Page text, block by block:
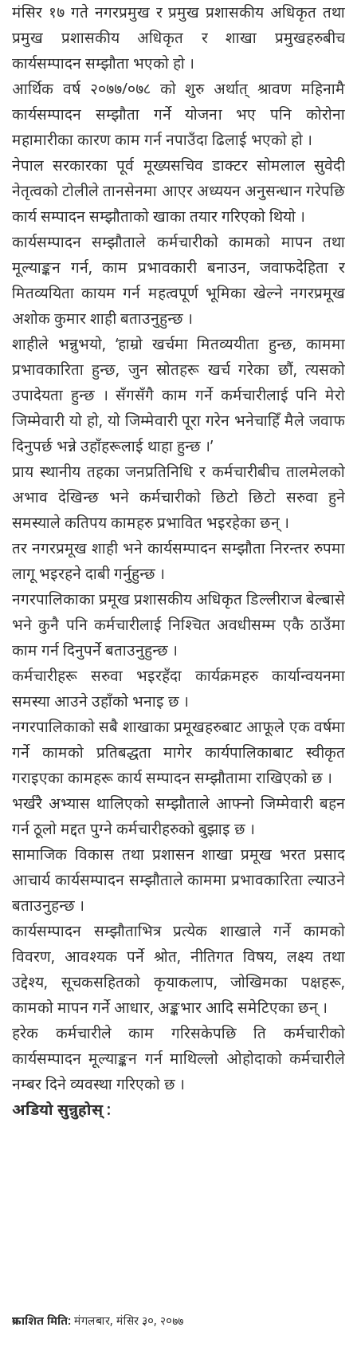
मंसिर १७ गते नगरप्रमुख र प्रमुख प्रशासकीय अधिकृत तथा
प्रमुख प्रशासकीय अधिकृत र शाखा प्रमुखहरुबीच
कार्यसम्पादन सम्झौता भएको हो ।
आर्थिक वर्ष २०७७/०७८ को शुरु अर्थात् श्रावण महिनामै
कार्यसम्पादन सम्झौता गर्ने योजना भए पनि कोरोना
महामारीका कारण काम गर्न नपाउँदा ढिलाई भएको हो ।
नेपाल सरकारका पूर्व मूख्यसचिव डाक्टर सोमलाल सुवेदी
नेतृत्वको टोलीले तानसेनमा आएर अध्ययन अनुसन्धान गरेपछि
कार्य सम्पादन सम्झौताको खाका तयार गरिएको थियो ।
कार्यसम्पादन सम्झौताले कर्मचारीको कामको मापन तथा
मूल्याङ्कन गर्न, काम प्रभावकारी बनाउन, जवाफदेहिता र
मितव्ययिता कायम गर्न महत्वपूर्ण भूमिका खेल्ने नगरप्रमूख
अशोक कुमार शाही बताउनुहुन्छ ।
शाहीले भन्नुभयो, ‘हाम्रो खर्चमा मितव्ययीता हुन्छ, काममा
प्रभावकारिता हुन्छ, जुन स्रोतहरू खर्च गरेका छौं, त्यसको
उपादेयता हुन्छ । सँगसँगै काम गर्ने कर्मचारीलाई पनि मेरो
जिम्मेवारी यो हो, यो जिम्मेवारी पूरा गरेन भनेचाहिँ मैले जवाफ
दिनुपर्छ भन्ने उहाँहरूलाई थाहा हुन्छ ।’
प्राय स्थानीय तहका जनप्रतिनिधि र कर्मचारीबीच तालमेलको
अभाव देखिन्छ भने कर्मचारीको छिटो छिटो सरुवा हुने
समस्याले कतिपय कामहरु प्रभावित भइरहेका छन् ।
तर नगरप्रमूख शाही भने कार्यसम्पादन सम्झौता निरन्तर रुपमा
लागू भइरहने दाबी गर्नुहुन्छ ।
नगरपालिकाका प्रमूख प्रशासकीय अधिकृत डिल्लीराज बेल्बासे
भने कुनै पनि कर्मचारीलाई निश्चित अवधीसम्म एकै ठाउँमा
काम गर्न दिनुपर्ने बताउनुहुन्छ ।
कर्मचारीहरू सरुवा भइरहँदा कार्यक्रमहरु कार्यान्वयनमा
समस्या आउने उहाँको भनाइ छ ।
नगरपालिकाको सबै शाखाका प्रमूखहरुबाट आफूले एक वर्षमा
गर्ने कामको प्रतिबद्धता मागेर कार्यपालिकाबाट स्वीकृत
गराइएका कामहरू कार्य सम्पादन सम्झौतामा राखिएको छ ।
भर्खरै अभ्यास थालिएको सम्झौताले आफ्नो जिम्मेवारी बहन
गर्न ठूलो मद्दत पुग्ने कर्मचारीहरुको बुझाइ छ ।
सामाजिक विकास तथा प्रशासन शाखा प्रमूख भरत प्रसाद
आचार्य कार्यसम्पादन सम्झौताले काममा प्रभावकारिता ल्याउने
बताउनुहन्छ ।
कार्यसम्पादन सम्झौताभित्र प्रत्येक शाखाले गर्ने कामको
विवरण, आवश्यक पर्ने श्रोत, नीतिगत विषय, लक्ष्य तथा
उद्देश्य, सूचकसहितको कृयाकलाप, जोखिमका पक्षहरू,
कामको मापन गर्ने आधार, अङ्कभार आदि समेटिएका छन् ।
हरेक कर्मचारीले काम गरिसकेपछि ति कर्मचारीको
कार्यसम्पादन मूल्याङ्कन गर्न माथिल्लो ओहोदाको कर्मचारीले
नम्बर दिने व्यवस्था गरिएको छ ।
अडियो सुन्नुहोस् :
प्रकाशित मिति: मंगलबार, मंसिर ३०, २०७७